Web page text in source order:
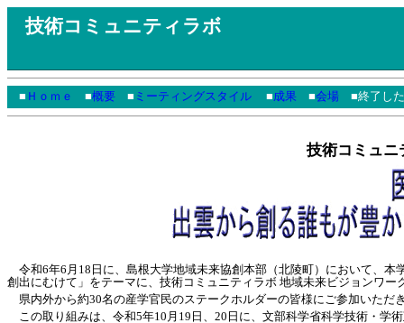
技術コミュニティラボ
■ Ｈｏｍｅ ■概要 ■ ミーティングスタイル ■成果 ■会場 ■終了し
技術コミュニ
令和6年6月18日に、島根大学地域未来協創本部（北陵町）において、
創出にむけて」をテーマに、技術コミュニティラボ 地域未来ビジョンワー
県内外から約30名の産学官民のステークホルダーの皆様にご参加いただ
この取り組みは、令和5年10月19日、20日に、文部科学省科学技術・学